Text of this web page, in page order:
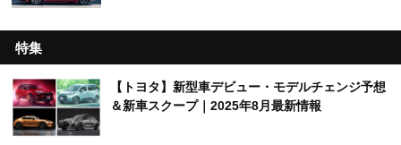
特集
【トヨタ】新型車デビュー・モデルチェンジ予想
＆新車スクープ｜2025年8月最新情報